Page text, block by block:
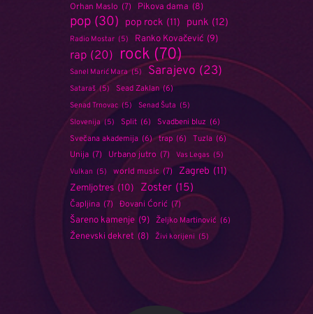
Orhan Maslo (7) Pikova dama (8)
pop (30) pop rock (11) punk (12)
Radio Mostar (5) Ranko Kovačević (9)
rap (20) rock (70)
Sanel Marić Mara (5) Sarajevo (23)
Sataraš (5) Sead Zaklan (6)
Senad Trnovac (5) Senad Šuta (5)
Slovenija (5) Split (6) Svadbeni bluz (6)
Svečana akademija (6) trap (6) Tuzla (6)
Unija (7) Urbano jutro (7) Vas Legas (5)
Vulkan (5) world music (7) Zagreb (11)
Zemljotres (10) Zoster (15)
Čapljina (7) Đovani Ćorić (7)
Šareno kamenje (9) Željko Martinović (6)
Ženevski dekret (8) Živi korijeni (5)